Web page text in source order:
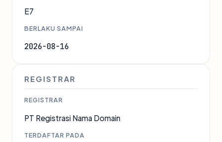
E7
BERLAKU SAMPAI
2026-08-16
REGISTRAR
REGISTRAR
PT Registrasi Nama Domain
TERDAFTAR PADA